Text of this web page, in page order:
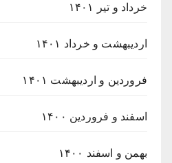
خرداد و تیر ۱۴۰۱
اردیبهشت و خرداد ۱۴۰۱
فروردین و اردیبهشت ۱۴۰۱
اسفند و فروردین ۱۴۰۰
بهمن و اسفند ۱۴۰۰